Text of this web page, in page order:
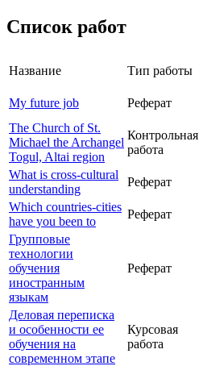
Список работ
Название Тип работы
My future job
Реферат
The Church of St.
Michael the Archangel
Togul, Altai region
Контрольная
работа
What is cross-cultural
understanding
Реферат
Which countries-cities
have you been to
Реферат
Групповые
технологии
обучения
иностранным
языкам
Реферат
Деловая переписка
и особенности ее
обучения на
современном этапе
Курсовая
работа